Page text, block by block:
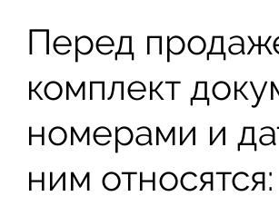
Перед
комплект
номерами и
ним относятся: